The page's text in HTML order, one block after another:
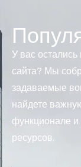
У вас
сайта? Мы
задаваемые
найдете
функционале и
ресурсов.